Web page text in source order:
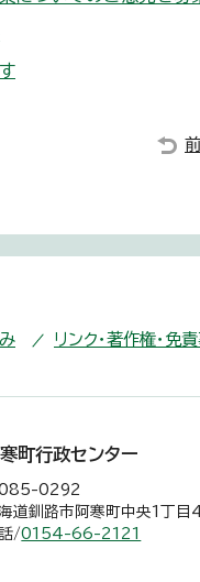
リンク・著作権・免
町行政センター
0292
道釧路市阿寒町中央1丁目
/0154-66-2121